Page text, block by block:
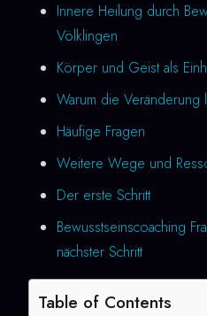
Innere Heilung durch
Völklingen
Körper und Geist als
Warum die Veränderung
Häufige Fragen
Weitere Wege und
Der erste Schritt
Bewusstseinscoaching
nächster Schritt
Table of Contents